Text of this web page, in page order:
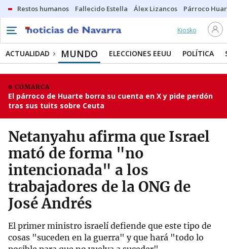
Restos humanos Fallecido Estella Álex Lizancos Párroco
Kiosko
ACTUALIDAD MUNDO ELECCIONES EEUU POLÍTICA
COMARCA
El párroco de Huarte borra su cuenta en X y pide perdón
tras sus tuits sobre Ceuta
Netanyahu afirma que Israel
mató de forma "no
intencionada" a los
trabajadores de la ONG de
José Andrés
El primer ministro israelí defiende que este tipo de
cosas "suceden en la guerra" y que hará "todo lo